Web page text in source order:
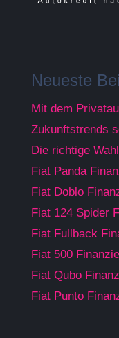
Neueste
Mit dem
Zukunftstrends
Die richtige
Fiat Panda
Fiat Doblo
Fiat 124 Spider
Fiat Fullback
Fiat 500
Fiat Qubo
Fiat Punto